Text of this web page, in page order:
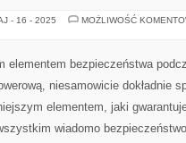
- 16 - 2025 MOŻLIWOŚĆ
elementem bezpieczeństwa
niesamowicie dokładnie
elementem, jaki
wiadomo